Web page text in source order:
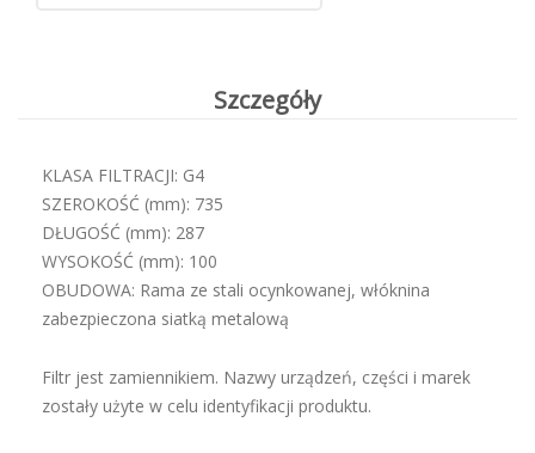
Szczegóły
KLASA FILTRACJI: G4
SZEROKOŚĆ (mm): 735
DŁUGOŚĆ (mm): 287
WYSOKOŚĆ (mm): 100
OBUDOWA: Rama ze stali ocynkowanej, włóknina
zabezpieczona siatką metalową
Filtr jest zamiennikiem. Nazwy urządzeń, części i marek
zostały użyte w celu identyfikacji produktu.